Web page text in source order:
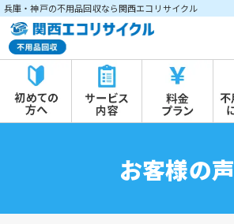
兵庫・神戸の不用品回収なら関西エコリサイクル
お客様の声